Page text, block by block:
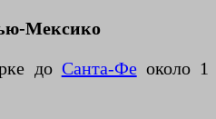
Мексико
до Санта-Феоколо 1